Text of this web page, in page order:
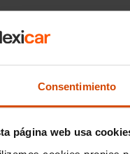
Consentimiento
página web usa
lema lo resume:
nuestra web
el coche de tus